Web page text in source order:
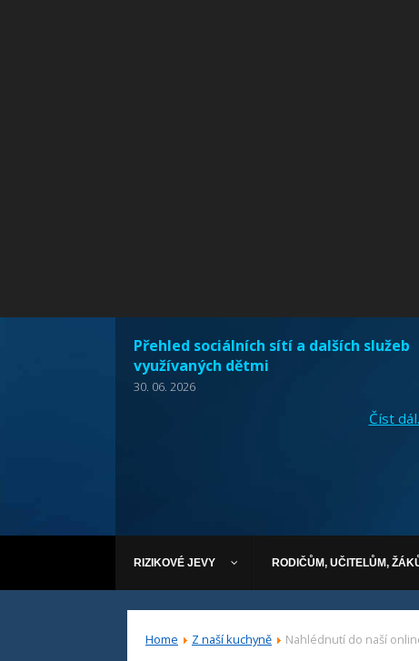
Přehled sociálních sítí a dalších služeb
využívaných dětmi
30. 06. 2026
Číst
RIZIKOVÉ JEVY RODIČŮM, UČITELŮM,
Home Z naší kuchyně Nahlédnutí do naší